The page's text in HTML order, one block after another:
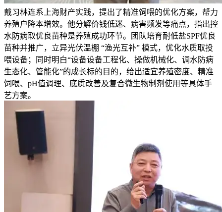
戴习林连系上海财产实践，提出了精准饲喂的优化方案，帮力
养殖户降本增效。他分解价钱低迷、病害频发等痛点，指出控
水防病取优良苗种是养殖成功环节。团队培育耐低盐SPF优良
苗种并推广，立异光伏温棚 “渔光互补” 模式，优化水质取投
喂设备；同时明白“设备设备工程化、操做机械化、调水防病
生态化、管能化”的成长标的目的，给出适宜养殖密度、精准
饲喂、pH值调理、底质改善及复合微生物制剂使用等具体手
艺方案。